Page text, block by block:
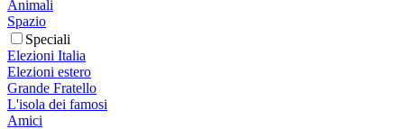
Animali
Spazio
Speciali
Elezioni Italia
Elezioni estero
Grande Fratello
L'isola dei famosi
Amici